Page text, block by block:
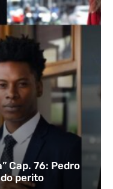
Cap. 76: Pedro
perito